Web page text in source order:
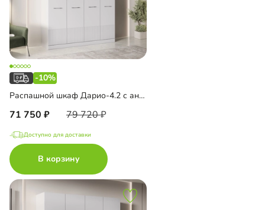
-10%
Распашной шкаф Дарио-4.2 с антресолью
71 750 79 720
Доступно для доставки
В корзину